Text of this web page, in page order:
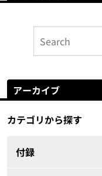
アーカイブ
カテゴリから探す
付録